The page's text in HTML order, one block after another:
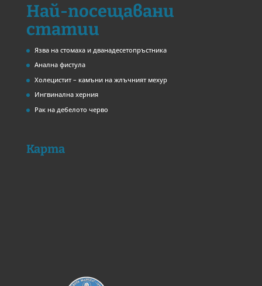
Най-посещавани
статии
Язва на стомаха и дванадесетопръстника
Анална фистула
Холецистит – камъни на жлъчният мехур
Ингвинална херния
Рак на дебелото черво
Карта